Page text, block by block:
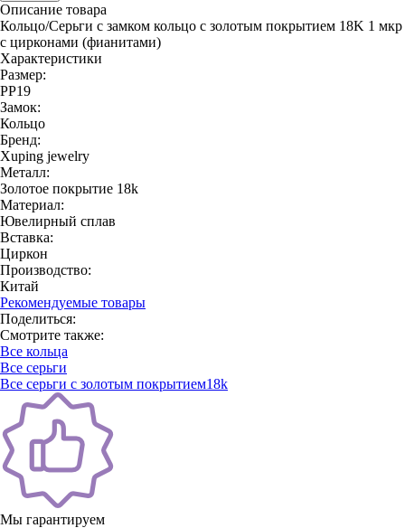
Описание товара
Кольцо/Серьги с замком кольцо с золотым покрытием 18K 1 мкр
с цирконами (фианитами)
Характеристики
Размер:
РР19
Замок:
Кольцо
Бренд:
Xuping jewelry
Металл:
Золотое покрытие 18k
Материал:
Ювелирный сплав
Вставка:
Циркон
Производство:
Китай
Рекомендуемые товары
Поделиться:
Смотрите также:
Все кольца
Все серьги
Все серьги с золотым покрытием18k
Мы гарантируем